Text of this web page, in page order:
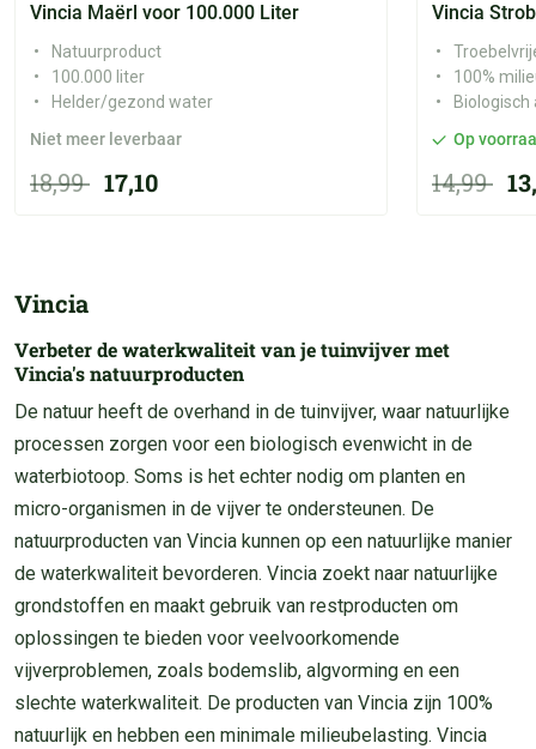
Vincia Maërl voor 100.000 Liter
Natuurproduct
100.000 liter
Helder/gezond water
Niet meer leverbaar
18,99 17,10
Vincia
100%
Op
14,99
Vincia
Verbeter de waterkwaliteit van je tuinvijver met
Vincia's natuurproducten
De natuur heeft de overhand in de tuinvijver, waar natuurlijke
processen zorgen voor een biologisch evenwicht in de
waterbiotoop. Soms is het echter nodig om planten en
micro-organismen in de vijver te ondersteunen. De
natuurproducten van Vincia kunnen op een natuurlijke manier
de waterkwaliteit bevorderen. Vincia zoekt naar natuurlijke
grondstoffen en maakt gebruik van restproducten om
oplossingen te bieden voor veelvoorkomende
vijverproblemen, zoals bodemslib, algvorming en een
slechte waterkwaliteit. De producten van Vincia zijn 100%
natuurlijk en hebben een minimale milieubelasting. Vincia